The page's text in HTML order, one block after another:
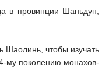
в провинции Шаньдун,
Шаолинь, чтобы изучать
му поколению монахов-